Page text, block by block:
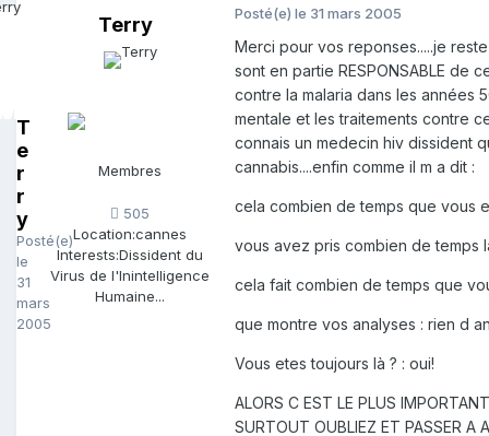
T
e
r
r
y
Posté(e)
le
31
mars
2005
Terry
Membres
505
Location:cannes
Interests:Dissident du
Virus de l'Inintelligence
Humaine...
Posté(e) le 31 mars 2005
Merci pour vos reponses.....je
sont en partie RESPONSABLE de
contre la malaria dans les années
mentale et les traitements contre
connais un medecin hiv dissident
cannabis....enfin comme il m a dit :
cela combien de temps que vous
vous avez pris combien de temps
cela fait combien de temps que
que montre vos analyses : rien d
Vous etes toujours là ? : oui!
ALORS C EST LE PLUS
SURTOUT OUBLIEZ ET PASSER A